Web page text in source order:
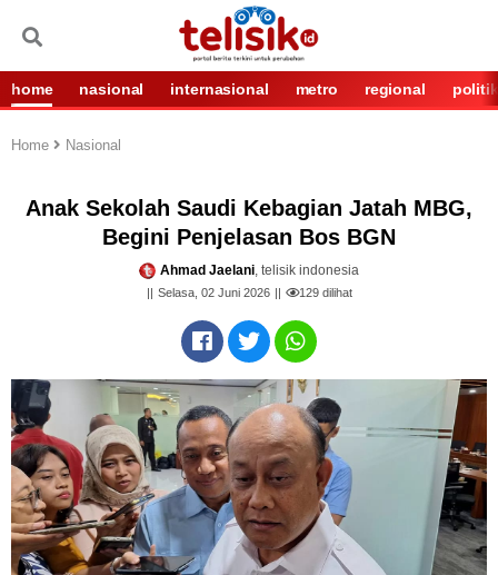
home nasional internasional metro regional politik
Home Nasional
Anak Sekolah Saudi Kebagian Jatah MBG,
Begini Penjelasan Bos BGN
Ahmad Jaelani, telisik indonesia
Selasa, 02 Juni 2026 129dilihat